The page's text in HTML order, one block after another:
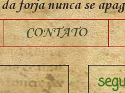
forja nunca se
CONTATO